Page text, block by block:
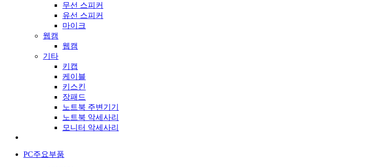
무선 스피커
유선 스피커
마이크
웹캠
웹캠
기타
키캡
케이블
키스킨
장패드
노트북 주변기기
노트북 악세사리
모니터 악세사리
PC주요부품